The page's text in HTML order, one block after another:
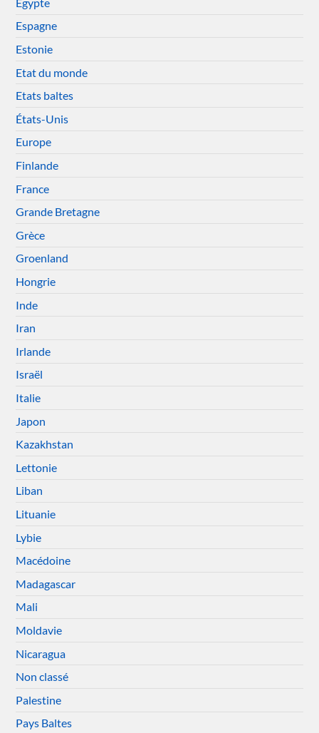
Espagne
Estonie
Etat du monde
Etats baltes
États-Unis
Europe
Finlande
France
Grande Bretagne
Grèce
Groenland
Hongrie
Inde
Iran
Irlande
Israël
Italie
Japon
Kazakhstan
Lettonie
Liban
Lituanie
Lybie
Macédoine
Madagascar
Mali
Moldavie
Nicaragua
Non classé
Palestine
Pays Baltes